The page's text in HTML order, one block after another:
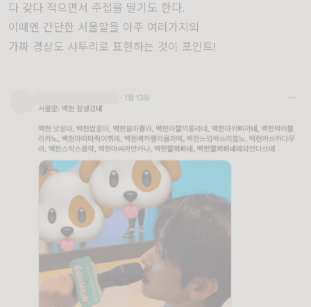
다 갖다 적으면서 주접을 떨기도 한다.
이때엔 간단한 서울말을 아주 여러가지의
가짜 경상도 사투리로 표현하는 것이 포인트!